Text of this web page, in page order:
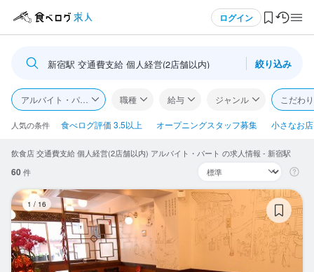
ログイン
ログイン・無料会員登録
食べログ求人TOP
求人検索
閲覧履歴
気になる求人
新宿駅 交通費支給 個人経営(2店舗以内) 絞り込み
アルバイト・パート 職種 給与 ジャンル こだわ
人気の条件 食べログ評価 3.5以上 オープニングスタッフ募集 小さなお
飲食店 交通費支給 個人経営(2店舗以内) アルバイト・パート の求人情報 - 新宿駅
60件
1 / 16